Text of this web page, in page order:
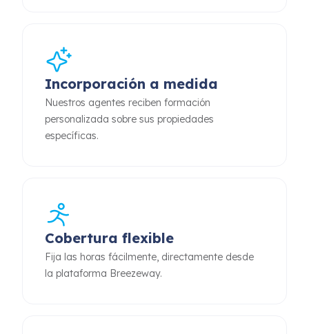
Incorporación a medida
Nuestros agentes reciben formación
personalizada sobre sus propiedades
específicas.
Cobertura flexible
Fija las horas fácilmente, directamente desde
la plataforma Breezeway.